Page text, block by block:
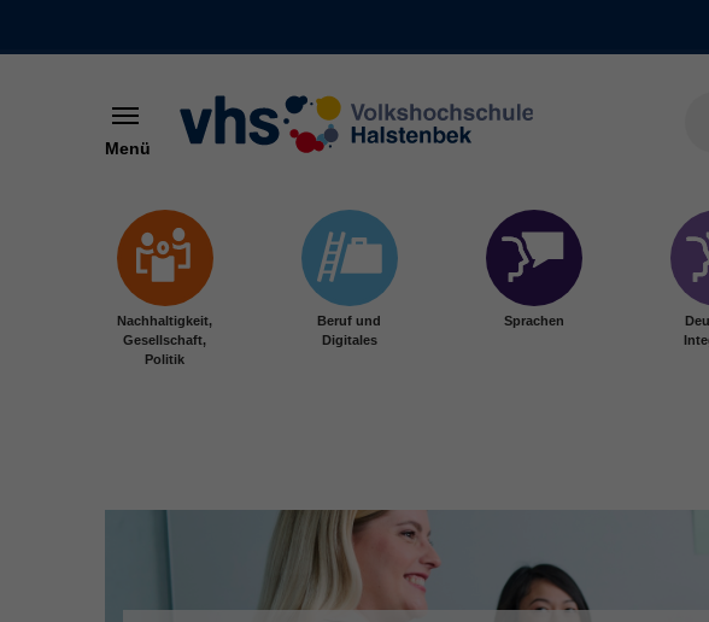
Menü
Nachhaltigkeit,
Gesellschaft,
Politik
Beruf und
Digitales
Sprachen